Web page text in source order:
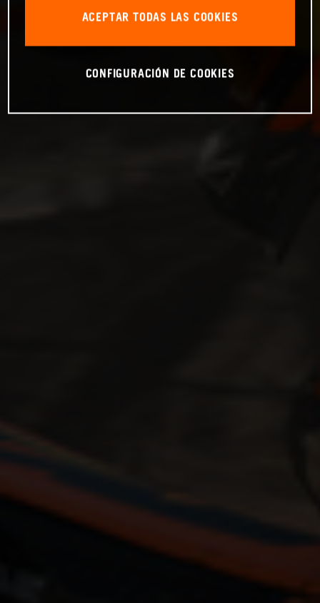
ACEPTAR TODAS LAS COOKIES
CONFIGURACIÓN DE COOKIES